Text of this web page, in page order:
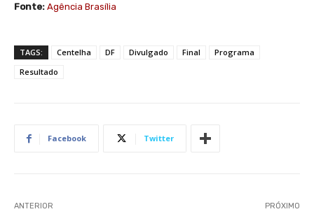
Fonte: Agência Brasília
TAGS: Centelha DF Divulgado Final
Programa
Resultado
Facebook Twitter
ANTERIOR PRÓXIMO